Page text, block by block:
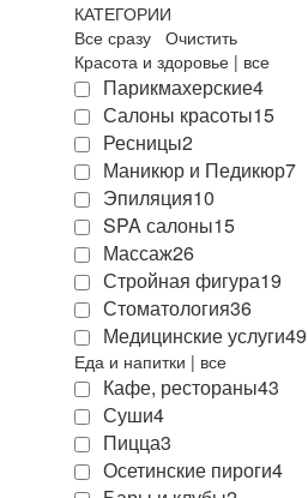
КАТЕГОРИИ
Все сразу Очистить
Красота и здоровье | все
Парикмахерские4
Салоны красоты15
Ресницы2
Маникюр и Педикюр7
Эпиляция10
SPA салоны15
Массаж26
Стройная фигура19
Стоматология36
Медицинские услуги49
Еда и напитки | все
Кафе, рестораны43
Суши4
Пицца3
Осетинские пироги4